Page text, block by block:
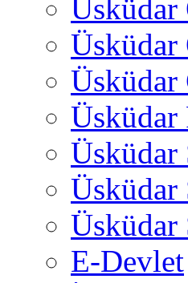
Üsküdar
Üsküdar
Üsküdar
Üsküdar
Üsküdar
E-Devlet